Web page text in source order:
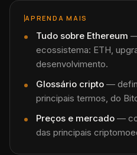
APRENDA MAIS
Tudo sobre Ethereum
ecossistema: ETH,
desenvolvimento.
Glossário cripto —
principais termos, do
Preços e mercado —
das principais